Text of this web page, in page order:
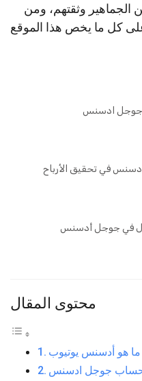
الجماهير وثقتهم، ومن
كل ما يخص هذا الموقع
جوجل ادسنس
في تحقيق الأرباح
في جوجل أدسنس
محتوى المقال
ما هو أدسنس يوتيوب
حساب جوجل ادسنس